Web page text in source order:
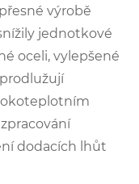
výrobě
jednotkové
oceli, vylepšené
dodacích lhůt